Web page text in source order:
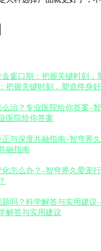
把握关键时刻，塑造终身
医院给你答案
融指南
解答与实用建议